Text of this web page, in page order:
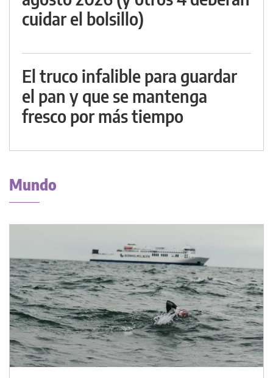
cuidar el bolsillo)
El truco infalible para guardar
el pan y que se mantenga
fresco por más tiempo
Mundo